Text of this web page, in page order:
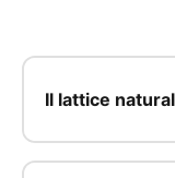
Il lattice